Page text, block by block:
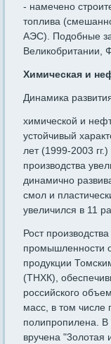
- намечено
топлива
АЭС). Подобные
Великобритании,
Химическая и
Динамика
химической и
устойчивый
лет (1999-2003
производства
динамично
смол и
увеличился в 11
Рост
промышленности
продукции
(ТНХК),
российского
масс, в том числе
полипропилена.
вручена "3олотая